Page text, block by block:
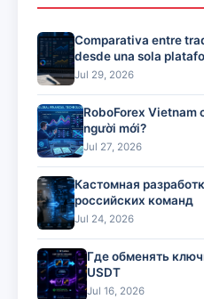
Comparativa entre
desde una sola
Jul 29, 2026
RoboForex Vietnam
người mới?
Jul 27, 2026
Кастомная
российских команд
Jul 24, 2026
Где обменять
USDT
Jul 16, 2026